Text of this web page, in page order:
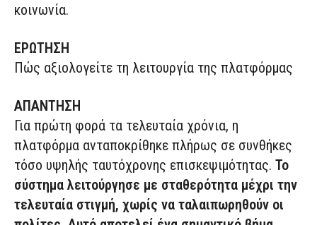
κοινωνία.
ΕΡΩΤΗΣΗ
Πώς αξιολογείτε τη λειτουργία της πλατφόρμας
ΑΠΑΝΤΗΣΗ
Για πρώτη φορά τα τελευταία χρόνια, η
πλατφόρμα ανταποκρίθηκε πλήρως σε συνθήκες
τόσο υψηλής ταυτόχρονης επισκεψιμότητας. Το
σύστημα λειτούργησε με σταθερότητα μέχρι την
τελευταία στιγμή, χωρίς να ταλαιπωρηθούν οι